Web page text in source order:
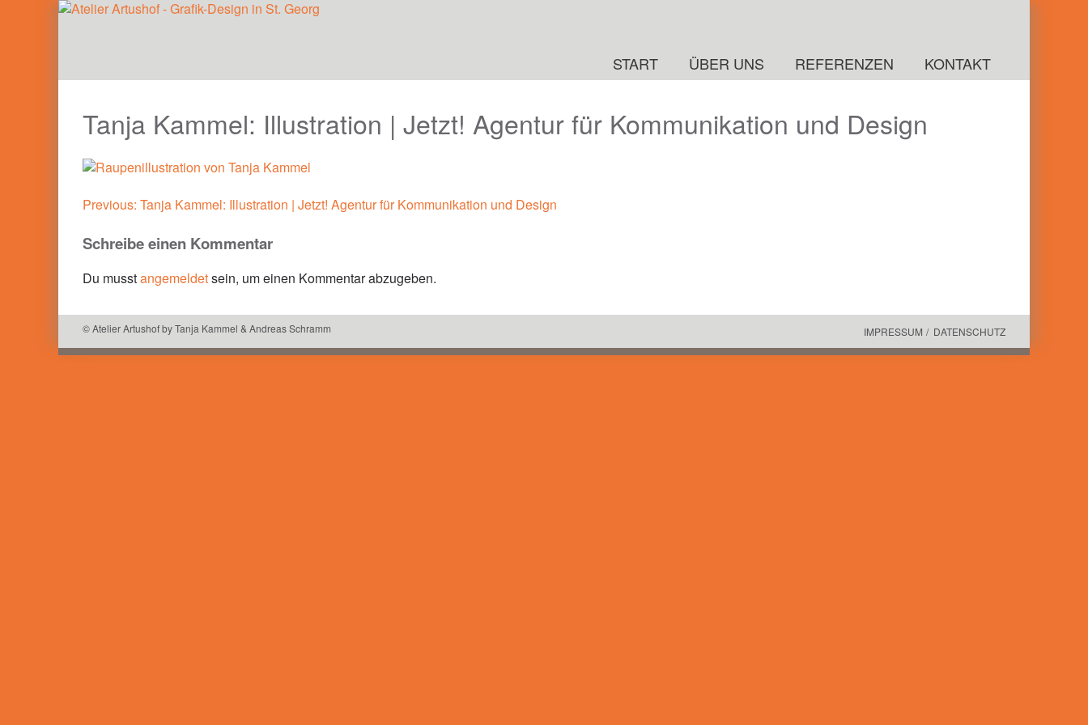
Skip
START ÜBER UNS REFERENZEN KONTAKT
Tanja Kammel: Illustration | Jetzt! Agentur für Kommunikation und Design
Beitragsnavigation
Previous: Tanja Kammel: Illustration | Jetzt! Agentur für Kommunikation und Design
Schreibe einen Kommentar
Du musstangemeldetsein, um einen Kommentar abzugeben.
© Atelier Artushof by Tanja Kammel & Andreas Schramm IMPRESSUM DATENSCHUTZ